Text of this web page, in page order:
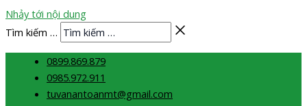
Nhảy tới nội dung
Tìm kiếm …
0899.869.879
0985.972.911
tuvanantoanmt@gmail.com